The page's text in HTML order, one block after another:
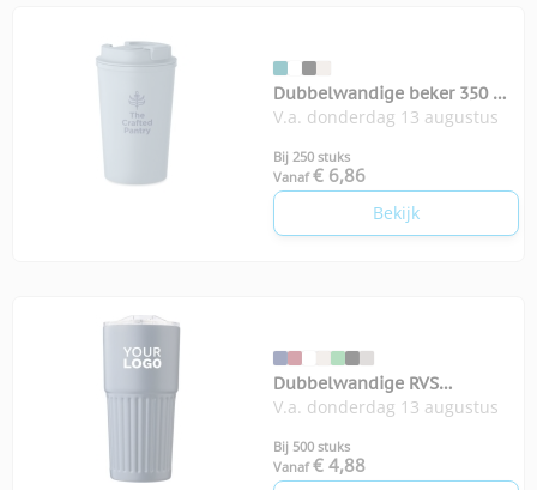
Dubbelwandige beker 350 ml
Beibaku
V.a. donderdag 13 augustus
Bij 250 stuks
Vanaf € 6,86
Bekijk
Dubbelwandige RVS
drinkbeker 500 ml Kael
V.a. donderdag 13 augustus
Bij 500 stuks
Vanaf € 4,88